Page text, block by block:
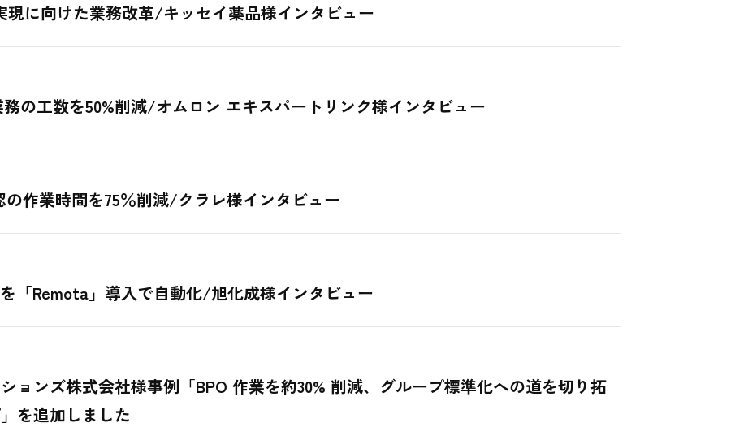
現に向けた業務改革/キッセイ薬品様インタビュー
務の工数を50%削減/オムロン エキスパートリンク様インタビュー
作業時間を75％削減/クラレ様インタビュー
「Remota」導入で自動化/旭化成様インタビュー
ョンズ株式会社様事例「BPO 作業を約30% 削減、グループ標準化への道を切り拓
を追加しました